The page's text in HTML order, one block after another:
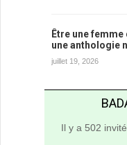
Être une
une anthologie
juillet 19, 2026
Il y a 502